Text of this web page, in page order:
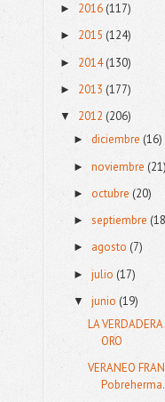
► 2016(117)
► 2015 (124)
► 2014(130)
► 2013 (177)
▼ 2012 (206)
►diciembre(16)
►noviembre (21)
► octubre(20)
►septiembre
► agosto(7)
►julio(17)
▼junio(19)
LA
ORO
VERANEO